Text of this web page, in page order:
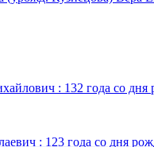
: 132 года со дня
: 123 года со дня